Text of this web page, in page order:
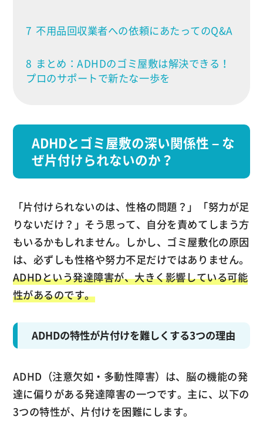
7 不用品回収業者への依頼にあたってのQ&A
8 まとめ：ADHDのゴミ屋敷は解決できる！
プロのサポートで新たな一歩を
ADHDとゴミ屋敷の深い関係性 – な
ぜ片付けられないのか？
「片付けられないのは、性格の問題？」「努力が足
りないだけ？」そう思って、自分を責めてしまう方
もいるかもしれません。しかし、ゴミ屋敷化の原因
は、必ずしも性格や努力不足だけではありません。
ADHDという発達障害が、大きく影響している可能
性があるのです。
ADHDの特性が片付けを難しくする3つの理由
ADHD（注意欠如・多動性障害）は、脳の機能の発
達に偏りがある発達障害の一つです。主に、以下の
3つの特性が、片付けを困難にします。